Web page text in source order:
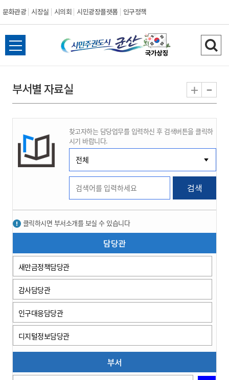
문화관광 시장실 시의회 시민광장플랫폼 인구정책
시
민
권
도
시
군
산
전
체
뉴
열
검
색
기
부서별 자료실 + -
찾고자하는 담당업무를 입력하신 후 검색버튼을 클릭하
시기 바랍니다.
검색
클릭하시면 부서소개를 보실 수 있습니다
담당관
새만금정책담당관
감사담당관
인구대응담당관
디지털정보담당관
부서